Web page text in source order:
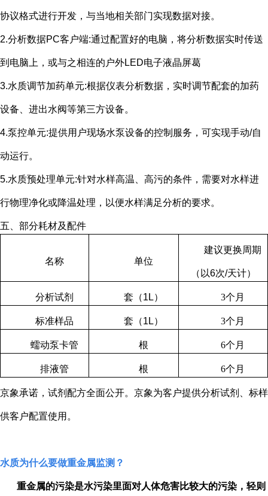
协议格式进行开发，与当地相关部门实现数据对接。
2.分析数据PC客户端:通过配置好的电脑，将分析数据实时传送
到电脑上，或与之相连的户外LED电子液晶屏葛
3.水质调节加药单元:根据仪表分析数据，实时调节配套的加药
设备、进出水阀等第三方设备。
4.泵控单元:提供用户现场水泵设备的控制服务，可实现手动/自
动运行。
5.水质预处理单元:针对水样高温、高污的条件，需要对水样进
行物理净化或降温处理，以便水样满足分析的要求。
五、部分耗材及配件
名称 单位
建议更换周期
（以6次/天计）
分析试剂 套（1L） 3个月
标准样品 套（1L） 3个月
蠕动泵卡管 根 6个月
排液管 根 6个月
京象承诺，试剂配方全面公开。京象为客户提供分析试剂、标样
供客户配置使用。
水质为什么要做重金属监测？
重金属的污染是水污染里面对人体危害比较大的污染，轻则